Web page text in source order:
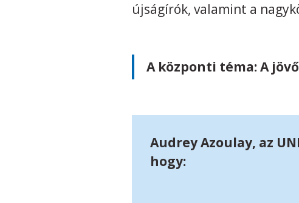
újságírók, valamint a
A központi téma: A
Audrey Azoulay, az
hogy: